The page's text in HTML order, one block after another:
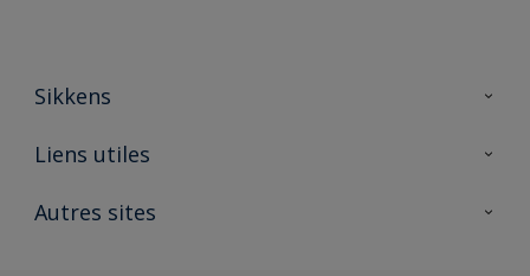
Sikkens
A propos de Sikkens
Liens utiles
Ouvrir un magasin PASS
Autres sites